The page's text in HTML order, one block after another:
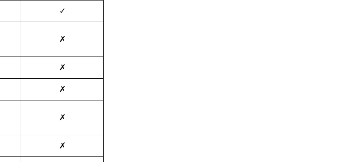
✓
✗
✗
✗
✗
✗